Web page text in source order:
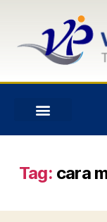
Tag: cara